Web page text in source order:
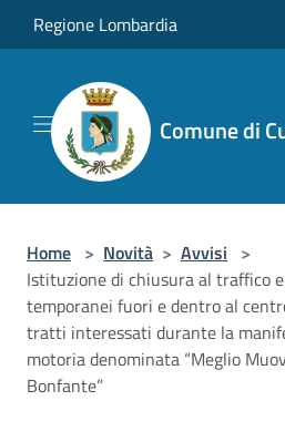
Salta al contenuto principale
Regione Lombardia
Comune di
Home > Novità > Avvisi >
Istituzione di chiusura al traffico
temporanei fuori e dentro al
tratti interessati durante la
motoria denominata “Meglio
Bonfante”